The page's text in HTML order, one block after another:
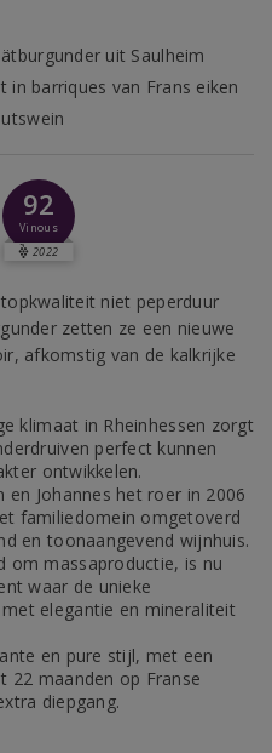
uit Saulheim
barriques van Frans eiken
92
Vinous
2022
niet peperduur
zetten ze een nieuwe
afkomstig van de kalkrijke
klimaat in Rheinhessen zorgt
perfect kunnen
ontwikkelen.
en Johannes het roer in 2006
familiedomein omgetoverd
en toonaangevend wijnhuis.
om massaproductie, is nu
waar de unieke
elegantie en mineraliteit
en pure stijl, met een
22 maanden op Franse
diepgang.